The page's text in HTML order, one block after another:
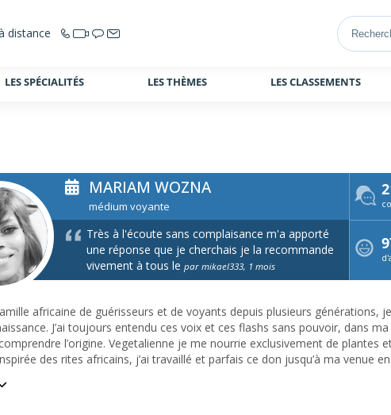
distance
LES SPÉCIALITÉS LES THÈMES LES CLASSEMENTS
MARIAM WOZNA
médium voyante
Très à l'écoute sans complaisance m'a apporté
une réponse que je cherchais je la recommande
vivement à tous le par mikael333, 1 mois
africaine de guérisseurs et de voyants depuis plusieurs générations,
J’ai toujours entendu ces voix et ces flashs sans pouvoir, dans
l’origine. Vegetalienne je me nourrie exclusivement de plantes
des rites africains, j’ai travaillé et parfais ce don jusqu’à ma venue
ou sans support, je suis médium pure et travaille uniquement avec
de votre voix, mes ressentis. Ce travail peut également s'effectuer à partir
vous surprendront, je peux vous parler du passé, du présent et du futur.